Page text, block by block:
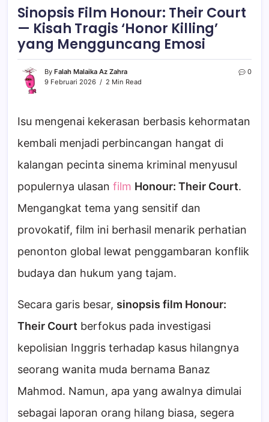
Sinopsis Film Honour: Their Court
— Kisah Tragis ‘Honor Killing’
yang Mengguncang Emosi
By Falah Malaika Az Zahra
9 Februari 2026
2 Min Read
0
Isu mengenai kekerasan berbasis kehormatan
kembali menjadi perbincangan hangat di
kalangan pecinta sinema kriminal menyusul
populernya ulasan film Honour: Their Court.
Mengangkat tema yang sensitif dan
provokatif, film ini berhasil menarik perhatian
penonton global lewat penggambaran konflik
budaya dan hukum yang tajam.
Secara garis besar, sinopsis film Honour:
Their Court berfokus pada investigasi
kepolisian Inggris terhadap kasus hilangnya
seorang wanita muda bernama Banaz
Mahmod. Namun, apa yang awalnya dimulai
sebagai laporan orang hilang biasa, segera